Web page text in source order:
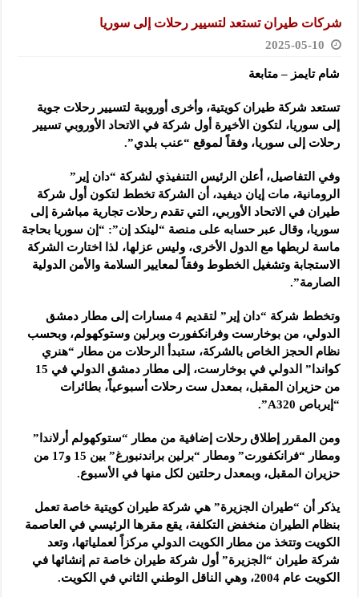
شركات طيران تستعد لتسيير رحلات إلى سوريا
2025-05-10
شام تايمز – متابعة
تستعد شركة طيران كويتية، وأخرى أوروبية لتسيير رحلات جوية
إلى سوريا، لتكون الأخيرة أول شركة في الاتحاد الأوروبي تسيير
رحلات إلى سوريا، وفقاً لموقع “عنب بلدي”.
وفي التفاصيل، أعلن الرئيس التنفيذي لشركة “دان إير”
الرومانية، مات إيان ديفيد، أن الشركة تخطط لتكون أول شركة
طيران في الاتحاد الأوربي، التي تقدم رحلات تجارية مباشرة إلى
سوريا، وقال عبر حسابه على منصة “لينكد إن”: “إن سوريا بحاجة
ماسة لربطها مع الدول الأخرى، وليس عزلها، لذا اختارت الشركة
الاستجابة وتشغيل الخطوط وفقاً لمعايير السلامة والأمن الدولية
الصارمة”.
وتخطط شركة “دان إير” لتقديم 4 مسارات إلى مطار دمشق
الدولي، من بوخارست وفرانكفورت وبرلين وستوكهولم، وبحسب
نظام الحجز الخاص بالشركة، ستبدأ الرحلات من مطار “هنري
كواندا” الدولي في بوخارست، إلى مطار دمشق الدولي في 15
من حزيران المقبل، بمعدل ست رحلات أسبوعياً، بطائرات
“إيرباص A320”.
ومن المقرر إطلاق رحلات إضافية من مطار “ستوكهولم أرلاندا”
ومطار “فرانكفورت” ومطار “برلين براندنبورغ” بين 15 و17 من
حزيران المقبل، وبمعدل رحلتين لكل منها في الأسبوع.
يذكر أن “طيران الجزيرة” هي شركة طيران كويتية خاصة تعمل
بنظام الطيران منخفض التكلفة، يقع مقرها الرئيسي في العاصمة
الكويت وتتخذ من مطار الكويت الدولي مركزاً لعملياتها، وتعد
شركة طيران “الجزيرة” أول شركة طيران خاصة تم إنشائها في
الكويت عام 2004، وهي الناقل الوطني الثاني في الكويت.